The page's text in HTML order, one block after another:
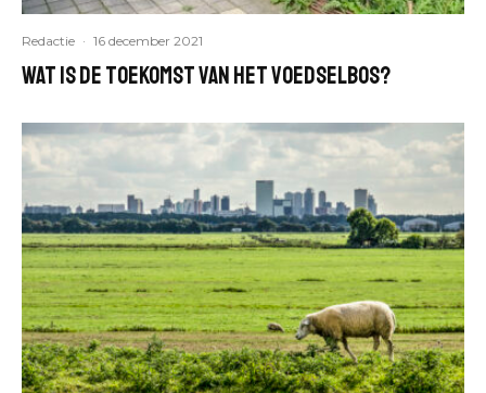
Redactie · 16 december 2021
Wat is de toekomst van het voedselbos?